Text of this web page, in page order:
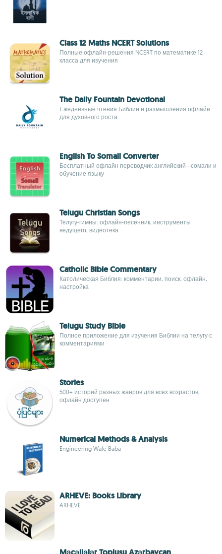
Class 12 Maths NCERT Solutions
Полные офлайн‑решения NCERT по математике 12
класса для изучения
The Daily Fountain Devotional
Ежедневные чтения Библии и размышления офлайн
для духовного роста
English To Somali Converter
Бесплатный офлайн переводчик английский—сомали и
обучение языку
Telugu Christian Songs
Телугу-гимны: офлайн-песенник, инструменты
ведущего, видеотека
Catholic Bible Commentary
Католическая Библия: комментарии, поиск, офлайн,
настройка
Telugu Study Bible
Полное приложение для изучения Библии на телугу с
комментариями
Stories
500+ историй разных жанров для всех возрастов,
офлайн доступен
Numerical Methods & Analysis
Engineering Wale Baba
ARHEVE: Books Library
ARHEVE